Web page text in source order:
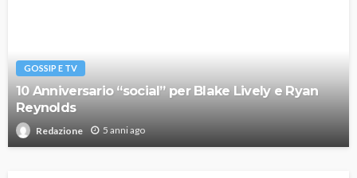
GOSSIP E TV
10 Anniversario “social” per Blake Lively e Ryan
Reynolds
Redazione 5 anni ago